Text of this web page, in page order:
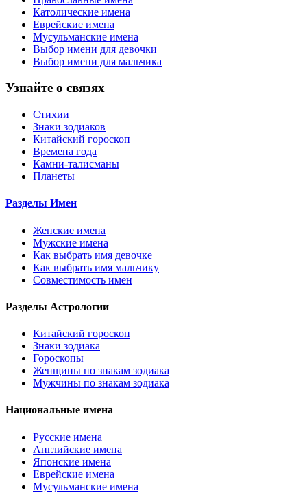
Католические имена
Еврейские имена
Мусульманские имена
Выбор имени для девочки
Выбор имени для мальчика
Узнайте о связях
Стихии
Знаки зодиаков
Китайский гороскоп
Времена года
Камни-талисманы
Планеты
Разделы Имен
Женские имена
Мужские имена
Как выбрать имя девочке
Как выбрать имя мальчику
Совместимость имен
Разделы Астрологии
Китайский гороскоп
Знаки зодиака
Гороскопы
Женщины по знакам зодиака
Мужчины по знакам зодиака
Национальные имена
Русские имена
Английские имена
Японские имена
Еврейские имена
Мусульманские имена